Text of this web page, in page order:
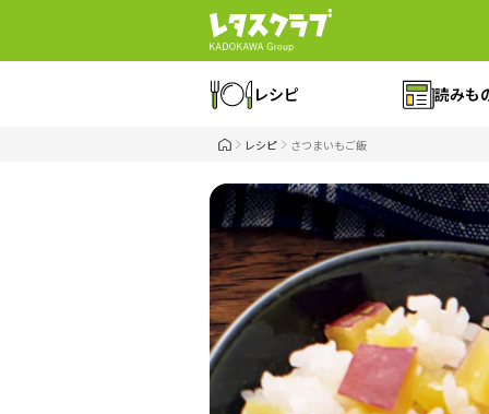
レシピ 読みも
レシピ さつまいもご飯